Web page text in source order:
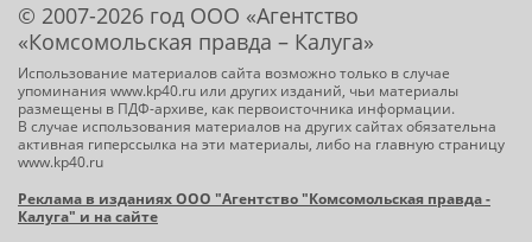
© 2007-2026 год ООО «Агентство
«Комсомольская правда – Калуга»
Использование материалов сайта возможно только в случае
упоминания www.kp40.ru или других изданий, чьи материалы
размещены в ПДФ-архиве, как первоисточника информации.
В случае использования материалов на других сайтах обязательна
активная гиперссылка на эти материалы, либо на главную страницу
www.kp40.ru
Реклама в изданиях ООО "Агентство "Комсомольская правда -
Калуга" и на сайте